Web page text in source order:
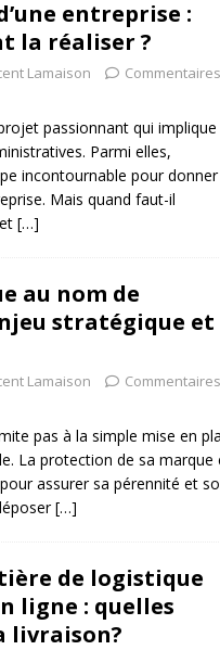
entreprise :
la réaliser ?
Lamaison
Commentaires
passionnant qui implique
Parmi elles,
incontournable pour
Mais quand faut-il
[…]
au nom de
stratégique et
Lamaison
Commentaires
pas à la simple mise en
La protection de sa marque
assurer sa pérennité et
[…]
de logistique
ligne : quelles
livraison?